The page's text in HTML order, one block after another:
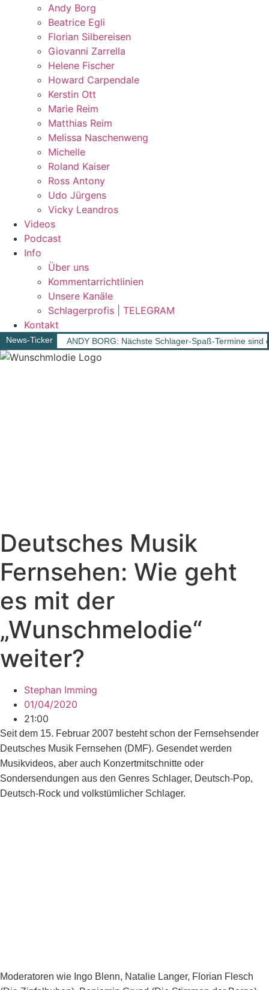
Andy Borg
Beatrice Egli
Florian Silbereisen
Giovanni Zarrella
Helene Fischer
Howard Carpendale
Kerstin Ott
Marie Reim
Matthias Reim
Melissa Naschenweng
Michelle
Roland Kaiser
Ross Antony
Udo Jürgens
Vicky Leandros
Videos
Podcast
Info
Über uns
Kommentarrichtlinien
Unsere Kanäle
Schlagerprofis | TELEGRAM
Kontakt
News-Ticker ANDY BORG: Nächste Schlager-Spaß-Termine sind
Deutsches Musik
Fernsehen: Wie geht
es mit der
„Wunschmelodie“
weiter?
Stephan Imming
01/04/2020
21:00
Seit dem 15. Februar 2007 besteht schon der Fernsehsender
Deutsches Musik Fernsehen (DMF). Gesendet werden
Musikvideos, aber auch Konzertmitschnitte oder
Sondersendungen aus den Genres Schlager, Deutsch-Pop,
Deutsch-Rock und volkstümlicher Schlager.
Moderatoren wie Ingo Blenn, Natalie Langer, Florian Flesch